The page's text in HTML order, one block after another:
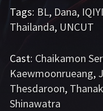
BLOG
Muzică
RECOMANDĂRI
Tags: BL, Dana, IQIYI
Thailanda, UNCUT
Cast: Chaikamon
Kaewmoonrueang,
Thesdaroon,
Shinawatra